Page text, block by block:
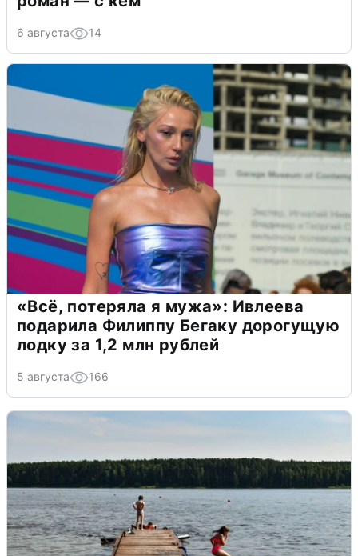
6 августа 14
«Всё, потеряла я мужа»: Ивлеева
подарила Филиппу Бегаку дорогущую
лодку за 1,2 млн рублей
5 августа 166